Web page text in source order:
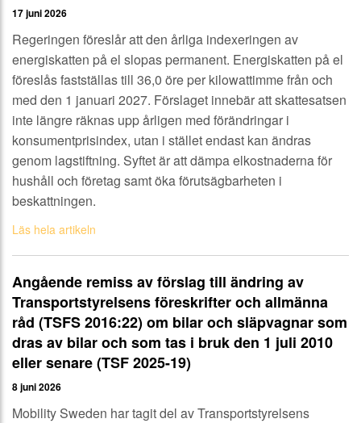
17 juni 2026
Regeringen föreslår att den årliga indexeringen av
energiskatten på el slopas permanent. Energiskatten på el
föreslås fastställas till 36,0 öre per kilowattimme från och
med den 1 januari 2027. Förslaget innebär att skattesatsen
inte längre räknas upp årligen med förändringar i
konsumentprisindex, utan i stället endast kan ändras
genom lagstiftning. Syftet är att dämpa elkostnaderna för
hushåll och företag samt öka förutsägbarheten i
beskattningen.
Läs hela artikeln
Angående remiss av förslag till ändring av
Transportstyrelsens föreskrifter och allmänna
råd (TSFS 2016:22) om bilar och släpvagnar som
dras av bilar och som tas i bruk den 1 juli 2010
eller senare (TSF 2025-19)
8 juni 2026
Mobility Sweden har tagit del av Transportstyrelsens